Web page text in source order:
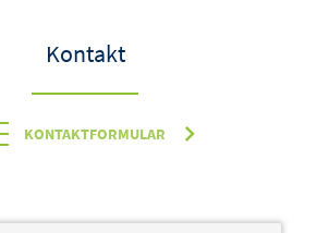
Kontakt
KONTAKTFORMULAR